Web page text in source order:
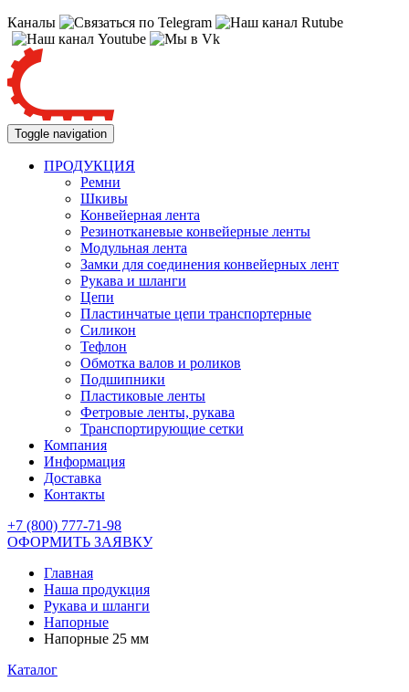
Каналы
Toggle navigation
ПРОДУКЦИЯ
Ремни
Шкивы
Конвейерная лента
Резинотканевые конвейерные ленты
Модульная лента
Замки для соединения конвейерных лент
Рукава и шланги
Цепи
Пластинчатые цепи транспортерные
Силикон
Тефлон
Обмотка валов и роликов
Подшипники
Пластиковые ленты
Фетровые ленты, рукава
Транспортирующие сетки
Компания
Информация
Доставка
Контакты
+7 (800) 777-71-98
ОФОРМИТЬ ЗАЯВКУ
Главная
Наша продукция
Рукава и шланги
Напорные
Напорные 25 мм
Каталог